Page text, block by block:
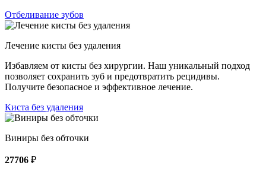
Отбеливание зубов
Лечение кисты без удаления
Избавляем от кисты без хирургии. Наш уникальный подход
позволяет сохранить зуб и предотвратить рецидивы.
Получите безопасное и эффективное лечение.
Киста без удаления
Виниры без обточки
27706 ₽